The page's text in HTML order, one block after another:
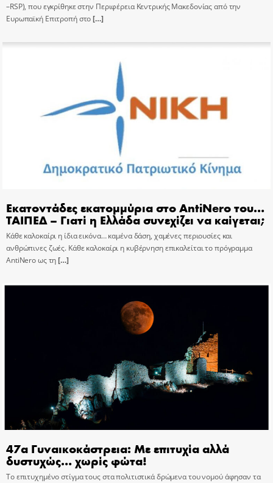
–RSP), που εγκρίθηκε στην Περιφέρεια Κεντρικής Μακεδονίας από την
Ευρωπαϊκή Επιτροπή στο[…]
Εκατοντάδες εκατομμύρια στο AntiNero του…
ΤΑΙΠΕΔ – Γιατί η Ελλάδα συνεχίζει να καίγεται;
Κάθε καλοκαίρι η ίδια εικόνα… καμένα δάση, χαμένες περιουσίες και
ανθρώπινες ζωές. Κάθε καλοκαίρι η κυβέρνηση επικαλείται το πρόγραμμα
AntiNero ως τη[…]
47α Γυναικοκάστρεια: Με επιτυχία αλλά
δυστυχώς… χωρίς φώτα!
Το επιτυχημένο στίγμα τους στα πολιτιστικά δρώμενα του νομού άφησαν τα